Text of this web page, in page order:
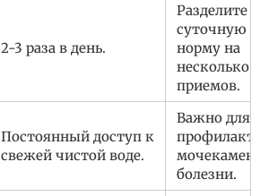
2-3 раза в день.
Разделите
суточную
норму на
несколько
приемов.
Постоянный доступ к
свежей чистой воде.
Важно для
болезни.